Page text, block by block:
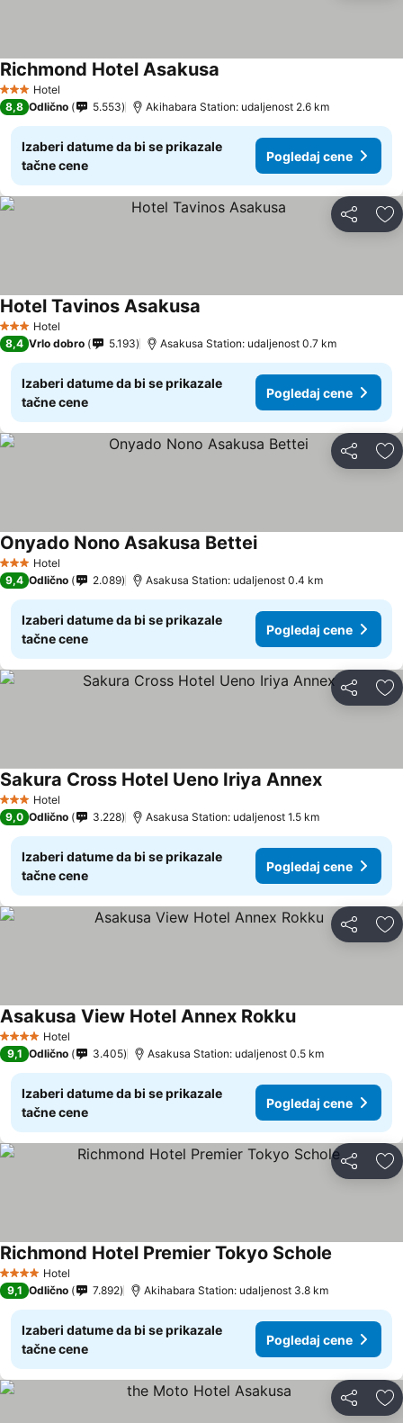
3 Zvezdice
Hotel
Richmond Hotel Asakusa
8,8 Odlično 5.553 Akihabara Station: udaljenost 2.6 km
Izaberi datume da bi se prikazale
tačne cene
Pogledaj cene
Deli
3 Zvezdice
Hotel
Hotel Tavinos Asakusa
8,4 Vrlo dobro 5.193 Asakusa Station: udaljenost 0.7 km
Izaberi datume da bi se prikazale
tačne cene
Pogledaj cene
Deli
3 Zvezdice
Hotel
Onyado Nono Asakusa Bettei
9,4 Odlično 2.089 Asakusa Station: udaljenost 0.4 km
Izaberi datume da bi se prikazale
tačne cene
Pogledaj cene
Deli
3 Zvezdice
Hotel
Sakura Cross Hotel Ueno Iriya Annex
9,0 Odlično 3.228 Asakusa Station: udaljenost 1.5 km
Izaberi datume da bi se prikazale
tačne cene
Pogledaj cene
Deli
4 ZvezdiceHotel
Asakusa View Hotel Annex Rokku
9,1 Odlično 3.405 Asakusa Station: udaljenost 0.5 km
Izaberi datume da bi se prikazale
tačne cene
Pogledaj cene
Deli
4 ZvezdiceHotel
Richmond Hotel Premier Tokyo Schole
9,1 Odlično 7.892 Akihabara Station: udaljenost 3.8 km
Izaberi datume da bi se prikazale
tačne cene
Pogledaj cene
Deli